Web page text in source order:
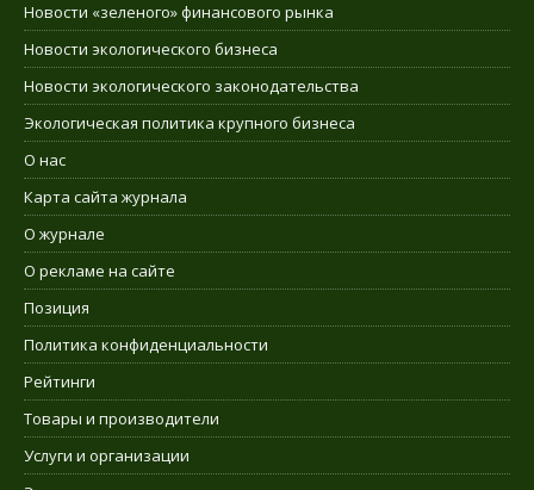
Новости «зеленого» финансового рынка
Новости экологического бизнеса
Новости экологического законодательства
Экологическая политика крупного бизнеса
О нас
Карта сайта журнала
О журнале
О рекламе на сайте
Позиция
Политика конфиденциальности
Рейтинги
Товары и производители
Услуги и организации